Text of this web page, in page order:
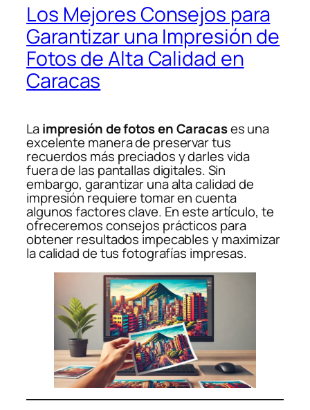
Los Mejores Consejos para
Garantizar una Impresión de
Fotos de Alta Calidad en
Caracas
Laimpresión de fotos en Caracases una
excelente manera de preservar tus
recuerdos más preciados y darles vida
fuera de las pantallas digitales. Sin
embargo, garantizar una alta calidad de
impresión requiere tomar en cuenta
algunos factores clave. En este artículo, te
ofreceremos consejos prácticos para
obtener resultados impecables y maximizar
la calidad de tus fotografías impresas.